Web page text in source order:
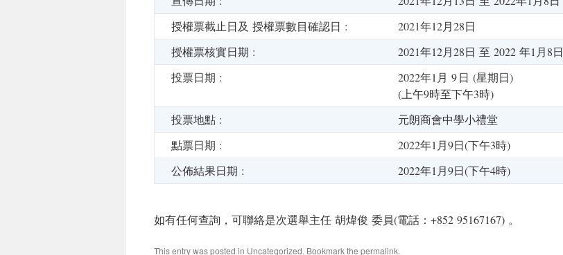
授權票截止日及 授權票數目確認日 :
2021年12月28日
授權票核實日期 :
2021年12月28日 至 2022 年1月8日
投票日期 :
2022年1月 9 日 (星期日)
(上午9時至下午3時)
投票地點 :
元朗商會中學小禮堂
點票日期 :
2022年1月9日(下午3時)
公佈結果日期 :
2022年1月9日(下午4時)
如有任何查詢，可聯絡是次選舉主任 胡煒俊 委員(電話：+852 95167167) 。
This entry was posted in Uncategorized. Bookmark the permalink.